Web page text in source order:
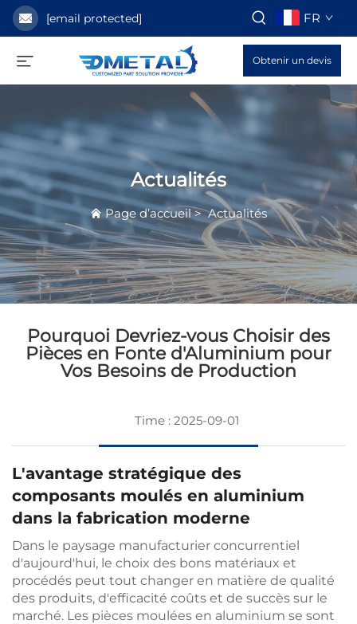
[email protected] FR
Obtenir un devis
Actualités
Page d’accueil>Actualités
Pourquoi Devriez-vous Choisir des
Pièces en Fonte d'Aluminium pour
Vos Besoins de Production
Time : 2025-09-01
L'avantage stratégique des
composants moulés en aluminium
dans la fabrication moderne
Dans le paysage manufacturier concurrentiel
d'aujourd'hui, le choix des bons matériaux et
procédés peut tout changer en matière de qualité
des produits, d'efficacité coûts et de succès sur le
marché. Les pièces moulées en aluminium se sont